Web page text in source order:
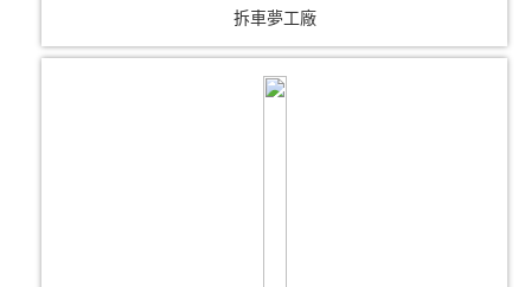
拆車夢工廠